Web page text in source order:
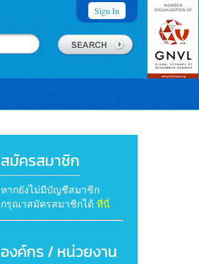
Sign In
สมัครสมาชิก
หากยังไม่มีบัญชีสมาชิก
กรุณาสมัครสมาชิกได้ ที่นี่
องค์กร / หน่วยงาน